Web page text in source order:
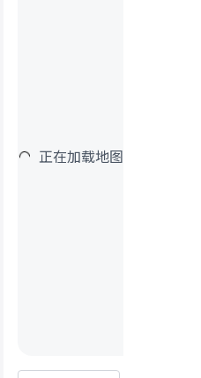
正在加载地图